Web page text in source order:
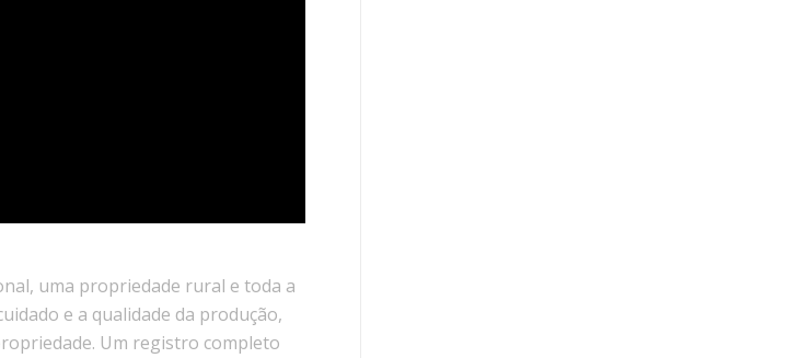
uma propriedade rural e toda a
e a qualidade da produção,
Um registro completo